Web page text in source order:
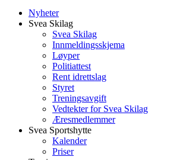
Nyheter
Svea Skilag
Svea Skilag
Innmeldingsskjema
Løyper
Politiattest
Rent idrettslag
Styret
Treningsavgift
Vedtekter for Svea Skilag
Æresmedlemmer
Svea Sportshytte
Kalender
Priser